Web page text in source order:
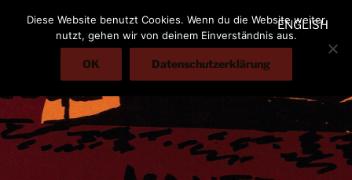
Inhalt
ENGLISH
Diese Website benutzt Cookies. Wenn du die Website weiter
nutzt, gehen wir von deinem Einverständnis aus.
OK Datenschutzerklärung